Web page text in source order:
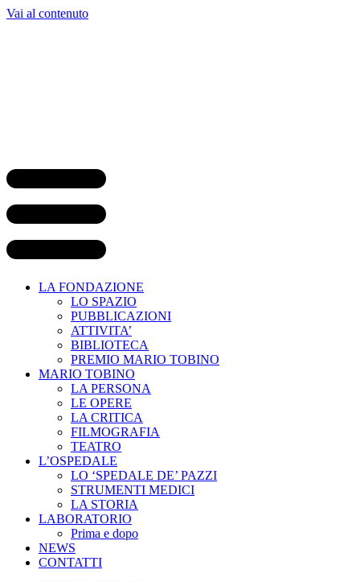
Vai al contenuto
LA FONDAZIONE
LO SPAZIO
PUBBLICAZIONI
ATTIVITA’
BIBLIOTECA
PREMIO MARIO TOBINO
MARIO TOBINO
LA PERSONA
LE OPERE
LA CRITICA
FILMOGRAFIA
TEATRO
L’OSPEDALE
LO ‘SPEDALE DE’ PAZZI
STRUMENTI MEDICI
LA STORIA
LABORATORIO
Prima e dopo
NEWS
CONTATTI